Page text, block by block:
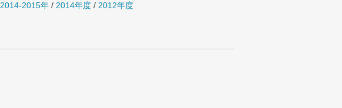
2014-2015年 / 2014年度 / 2012年度